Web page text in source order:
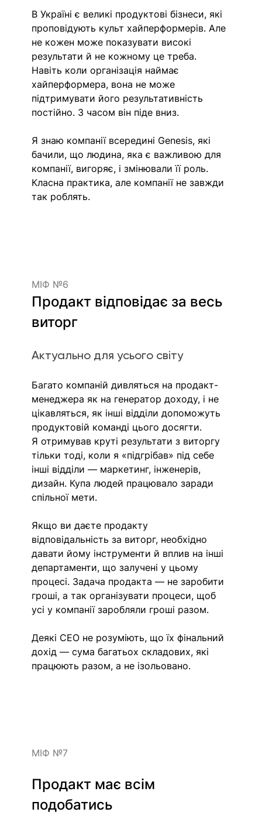
В Україні є великі продуктові бізнеси, які
проповідують культ хайперформерів. Але
не кожен може показувати високі
результати й не кожному це треба.
Навіть коли організація наймає
хайперформера, вона не може
підтримувати його результативність
постійно. З часом він піде вниз.
Я знаю компанії всередині Genesis, які
бачили, що людина, яка є важливою для
компанії, вигоряє, і змінювали її роль.
Класна практика, але компанії не завжди
так роблять.
МІФ №6
Продакт відповідає за весь
виторг
Актуально для усього світу
Багато компаній дивляться на продакт-
менеджера як на генератор доходу, і не
цікавляться, як інші відділи допоможуть
продуктовій команді цього досягти.
Я отримував круті результати з виторгу
тільки тоді, коли я «підгрібав» під себе
інші відділи — маркетинг, інженерів,
дизайн. Купа людей працювало заради
спільної мети.
Якщо ви даєте продакту
відповідальність за виторг, необхідно
давати йому інструменти й вплив на інші
департаменти, що залучені у цьому
процесі. Задача продакта — не заробити
гроші, а так організувати процеси, щоб
усі у компанії заробляли гроші разом.
Деякі CEO не розуміють, що їх фінальний
дохід — сума багатьох складових, які
працюють разом, а не ізольовано.
МІФ №7
Продакт має всім
подобатись